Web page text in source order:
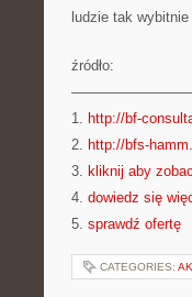
ludzie tak
źródło:
1. http://bf-
2. http://bfs-
3. kliknij aby
4. dowiedz się
5. sprawdź ofertę
CATEGORIES: